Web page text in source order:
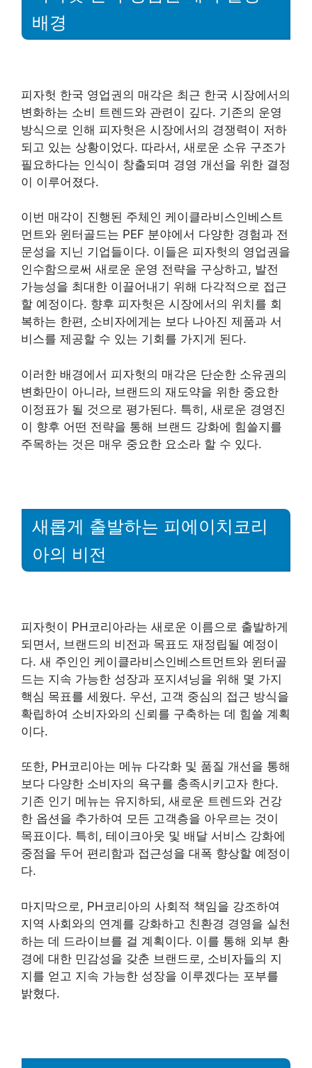
배경
피자헛 한국 영업권의 매각은 최근 한국 시장에서의
변화하는 소비 트렌드와 관련이 깊다. 기존의 운영
방식으로 인해 피자헛은 시장에서의 경쟁력이 저하
되고 있는 상황이었다. 따라서, 새로운 소유 구조가
필요하다는 인식이 창출되며 경영 개선을 위한 결정
이 이루어졌다.
이번 매각이 진행된 주체인 케이클라비스인베스트
먼트와 윈터골드는 PEF 분야에서 다양한 경험과 전
문성을 지닌 기업들이다. 이들은 피자헛의 영업권을
인수함으로써 새로운 운영 전략을 구상하고, 발전
가능성을 최대한 이끌어내기 위해 다각적으로 접근
할 예정이다. 향후 피자헛은 시장에서의 위치를 회
복하는 한편, 소비자에게는 보다 나아진 제품과 서
비스를 제공할 수 있는 기회를 가지게 된다.
이러한 배경에서 피자헛의 매각은 단순한 소유권의
변화만이 아니라, 브랜드의 재도약을 위한 중요한
이정표가 될 것으로 평가된다. 특히, 새로운 경영진
이 향후 어떤 전략을 통해 브랜드 강화에 힘쓸지를
주목하는 것은 매우 중요한 요소라 할 수 있다.
새롭게 출발하는 피에이치코리
아의 비전
피자헛이 PH코리아라는 새로운 이름으로 출발하게
되면서, 브랜드의 비전과 목표도 재정립될 예정이
다. 새 주인인 케이클라비스인베스트먼트와 윈터골
드는 지속 가능한 성장과 포지셔닝을 위해 몇 가지
핵심 목표를 세웠다. 우선, 고객 중심의 접근 방식을
확립하여 소비자와의 신뢰를 구축하는 데 힘쓸 계획
이다.
또한, PH코리아는 메뉴 다각화 및 품질 개선을 통해
보다 다양한 소비자의 욕구를 충족시키고자 한다.
기존 인기 메뉴는 유지하되, 새로운 트렌드와 건강
한 옵션을 추가하여 모든 고객층을 아우르는 것이
목표이다. 특히, 테이크아웃 및 배달 서비스 강화에
중점을 두어 편리함과 접근성을 대폭 향상할 예정이
다.
마지막으로, PH코리아의 사회적 책임을 강조하여
지역 사회와의 연계를 강화하고 친환경 경영을 실천
하는 데 드라이브를 걸 계획이다. 이를 통해 외부 환
경에 대한 민감성을 갖춘 브랜드로, 소비자들의 지
지를 얻고 지속 가능한 성장을 이루겠다는 포부를
밝혔다.